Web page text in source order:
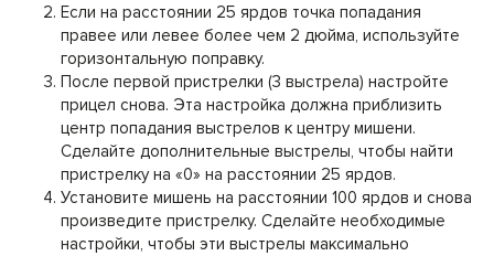
Если на расстоянии 25 ярдов точка попадания
правее или левее более чем 2 дюйма, используйте
горизонтальную поправку.
После первой пристрелки (3 выстрела) настройте
прицел снова. Эта настройка должна приблизить
центр попадания выстрелов к центру мишени.
Сделайте дополнительные выстрелы, чтобы найти
пристрелку на «0» на расстоянии 25 ярдов.
Установите мишень на расстоянии 100 ярдов и снова
произведите пристрелку. Сделайте необходимые
настройки, чтобы эти выстрелы максимально